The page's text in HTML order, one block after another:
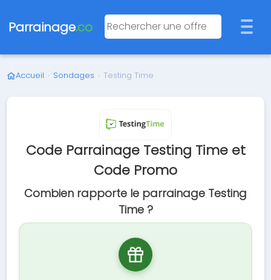
Parrainage.co
Accueil › Sondages › Testing Time
Code Parrainage Testing Time et
Code Promo
Combien rapporte le parrainage Testing
Time ?